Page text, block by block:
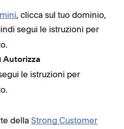
, clicca sul tuo dominio,
segui le istruzioni per
Autorizza
le istruzioni per
della Strong Customer